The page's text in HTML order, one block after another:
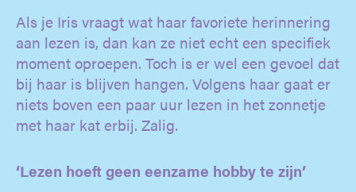
Als je Iris vraagt wat haar favoriete herinnering
aan lezen is, dan kan ze niet echt een specifiek
moment oproepen. Toch is er wel een gevoel dat
bij haar is blijven hangen. Volgens haar gaat er
niets boven een paar uur lezen in het zonnetje
met haar kat erbij. Zalig.
‘Lezen hoeft geen eenzame hobby te zijn’